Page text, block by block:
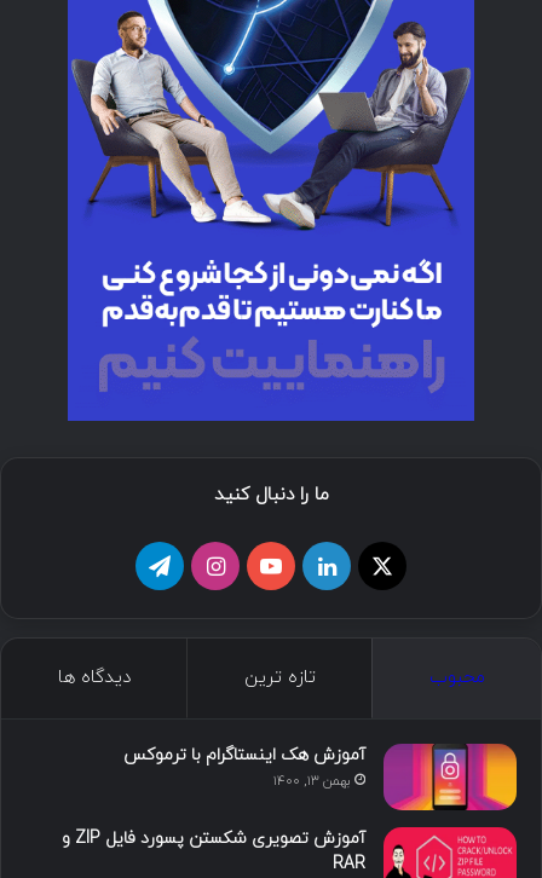
ما را دنبال کنید
د
ی
و
ت
گ
ا
محبوب تازه ترین دیدگاه ها
آموزش هک اینستاگرام با ترموکس
بهمن ۱۳, ۱۴۰۰
آموزش تصویری شکستن پسورد فایل ZIP و
RAR